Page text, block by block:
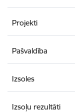
Projekti
Pašvaldība
Izsoles
Izsoļu rezultāti